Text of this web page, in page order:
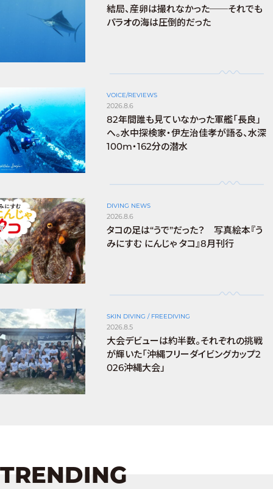
結局、産卵は撮れなかった──それでも
パラオの海は圧倒的だった
VOICE/REVIEWS
2026.8.6
82年間誰も見ていなかった軍艦「長良」
へ。水中探検家・伊左治佳孝が語る、水深
100m・162分の潜水
DIVING NEWS
2026.8.6
タコの足は“うで”だった？ 写真絵本『う
みにすむ にんじゃ タコ』8月刊行
SKIN DIVING / FREEDIVING
2026.8.5
大会デビューは約半数。それぞれの挑戦
が輝いた「沖縄フリーダイビングカップ2
026沖縄大会」
TRENDING